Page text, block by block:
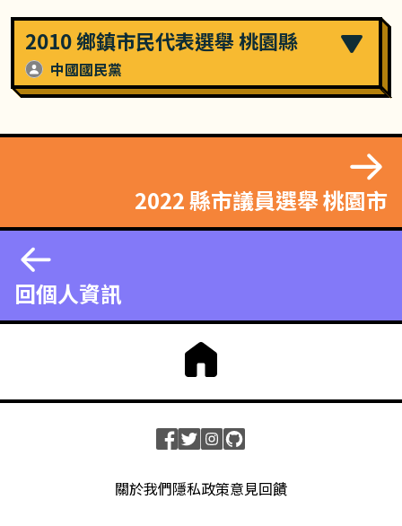
2010 鄉鎮市民代表選舉 桃園縣
中國國民黨
回個人資訊
2022 縣市議員選舉 桃園市
關於我們隱私政策意見回饋